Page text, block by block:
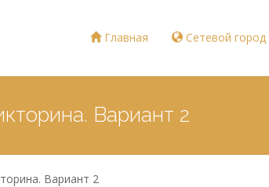
Главная Сетевой город
Вариант 2
Вариант 2